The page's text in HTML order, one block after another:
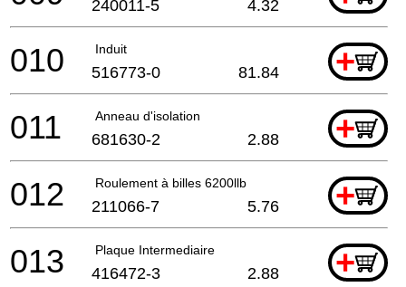
240011-5 4.32
Induit +
010 516773-0 81.84
Anneau d'isolation +
011 681630-2 2.88
Roulement à billes 6200llb +
012 211066-7 5.76
Plaque Intermediaire +
013 416472-3 2.88